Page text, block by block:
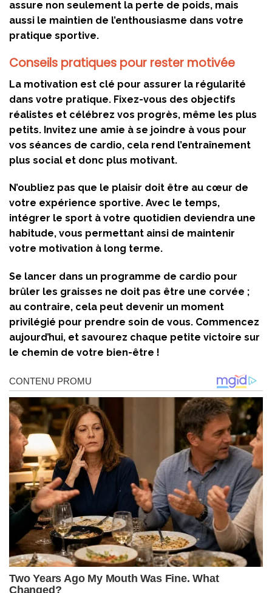
assure non seulement la perte de poids, mais
aussi le maintien de l’enthousiasme dans votre
pratique sportive.
Conseils pratiques pour rester motivée
La motivation est clé pour assurer la régularité
dans votre pratique. Fixez-vous des objectifs
réalistes et célébrez vos progrès, même les plus
petits. Invitez une amie à se joindre à vous pour
vos séances de cardio, cela rend l’entraînement
plus social et donc plus motivant.
N’oubliez pas que le plaisir doit être au cœur de
votre expérience sportive. Avec le temps,
intégrer le sport à votre quotidien deviendra une
habitude, vous permettant ainsi de maintenir
votre motivation à long terme.
Se lancer dans un programme de cardio pour
brûler les graisses ne doit pas être une corvée ;
au contraire, cela peut devenir un moment
privilégié pour prendre soin de vous. Commencez
aujourd’hui, et savourez chaque petite victoire sur
le chemin de votre bien-être !